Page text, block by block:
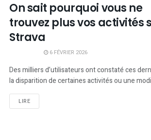
On sait pourquoi vous ne
trouvez plus vos activités
Strava
6 FÉVRIER 2026
Des milliers d’utilisateurs ont constaté ces
la disparition de certaines activités ou une
LIRE